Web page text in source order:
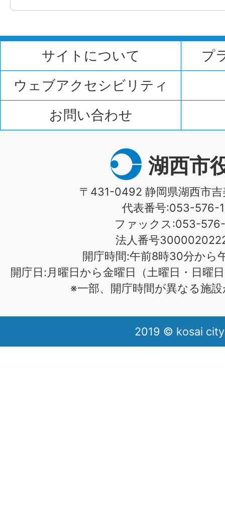
サイトについて
プ
ウェブアクセシビリティ
お問い合わせ
湖西市
〒431-0492 静岡県湖西市
代表番号:053-576-
ファックス:053-576-
法人番号
開庁時間:午前8時30分から
開庁日:月曜日から金曜日（土曜日・日曜
※一部、開庁時間が異なる施
2019 © kosai